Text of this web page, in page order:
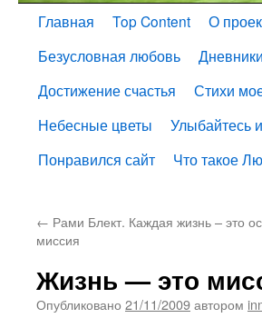
Главная Top Content О
Безусловная любовь
Дневники
Достижение счастья
Стихи
Небесные цветы
Улыбайтесь
Понравился сайт
Что такое
← Рами Блект. Каждая жизнь – это
миссия
Жизнь — это
Опубликовано 21/11/2009автором